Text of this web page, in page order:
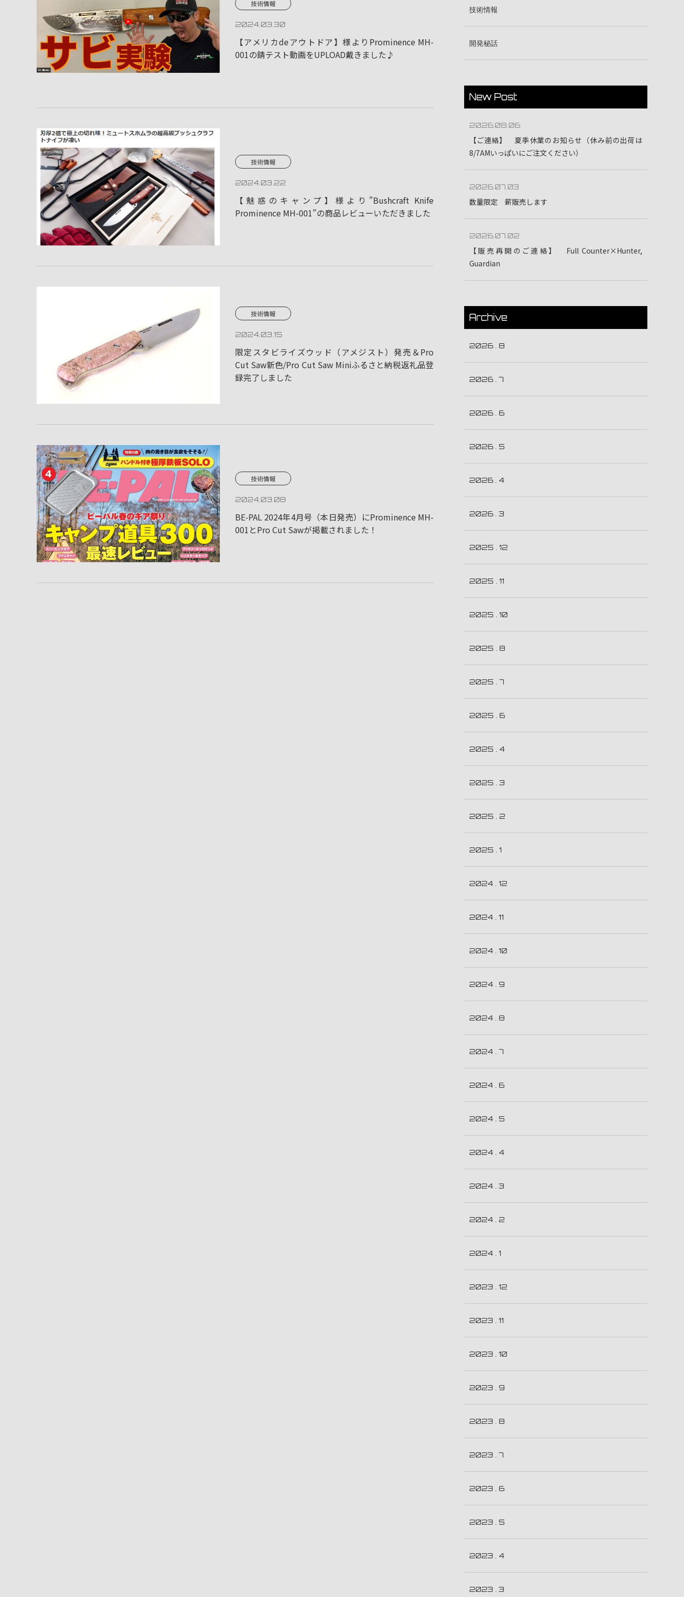
技術情報
2024.03.30
【アメリカdeアウトドア】様よりProminence MH-
001の錆テスト動画をUPLOAD戴きました♪
技術情報
2024.03.22
【魅惑のキャンプ】様より”Bushcraft Knife
Prominence MH-001”の商品レビューいただきました
技術情報
2024.03.15
限定スタビライズウッド（アメジスト）発売＆Pro
Cut Saw新色/Pro Cut Saw Miniふるさと納税返礼品登
録完了しました
技術情報
2024.03.08
BE-PAL 2024年4月号（本日発売）にProminence MH-
001とPro Cut Sawが掲載されました！
技術情報
開発秘話
New Post
2026.08.06
【ご連絡】 夏季休業のお知らせ（休み前の出荷は
8/7AMいっぱいにご注文ください）
2026.07.03
数量限定 薪販売します
2026.07.02
【販売再開のご連絡】 Full Counter×Hunter,
Guardian
Archive
2026 . 8
2026 . 7
2026 . 6
2026 . 5
2026 . 4
2026 . 3
2025 . 12
2025 . 11
2025 . 10
2025 . 8
2025 . 7
2025 . 6
2025 . 4
2025 . 3
2025 . 2
2025 . 1
2024 . 12
2024 . 11
2024 . 10
2024 . 9
2024 . 8
2024 . 7
2024 . 6
2024 . 5
2024 . 4
2024 . 3
2024 . 2
2024 . 1
2023 . 12
2023 . 11
2023 . 10
2023 . 9
2023 . 8
2023 . 7
2023 . 6
2023 . 5
2023 . 4
2023 . 3